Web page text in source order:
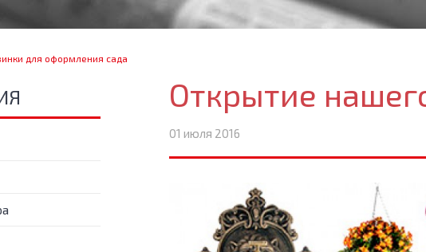
для оформления сада
Открытие
01 июля 2016